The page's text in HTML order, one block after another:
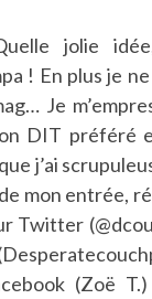
jolie
! En plus je
Je
DIT préféré
j’ai
mon entrée,
Twitter
(Zoë